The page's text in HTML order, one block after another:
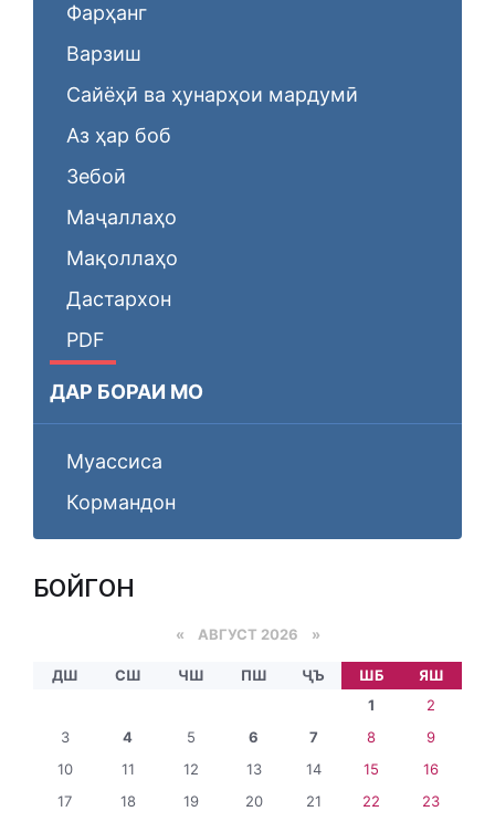
Фарҳанг
Варзиш
Сайёҳӣ ва ҳунарҳои мардумӣ
Аз ҳар боб
Зебоӣ
Маҷаллаҳо
Мақоллаҳо
Дастархон
PDF
ДАР БОРАИ МО
Муассиса
Кормандон
БОЙГОНӢ
« АВГУСТ 2026 »
ДШ СШ ЧШ ПШ ҶЪ ШБ
ЯШ
1
2
3
4 5 6 7 8
9
10
11 12 13 14 15
16
17
18 19 20 21 22
23